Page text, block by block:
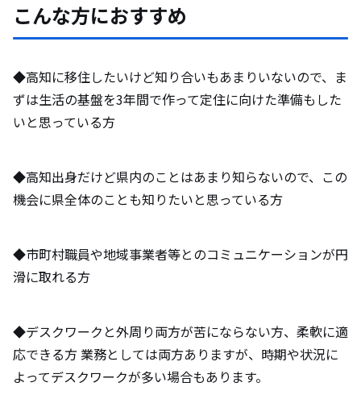
こんな方におすすめ
◆高知に移住したいけど知り合いもあまりいないので、ま
ずは生活の基盤を3年間で作って定住に向けた準備もした
いと思っている方
◆高知出身だけど県内のことはあまり知らないので、この
機会に県全体のことも知りたいと思っている方
◆市町村職員や地域事業者等とのコミュニケーションが円
滑に取れる方
◆デスクワークと外周り両方が苦にならない方、柔軟に適
応できる方 業務としては両方ありますが、時期や状況に
よってデスクワークが多い場合もあります。